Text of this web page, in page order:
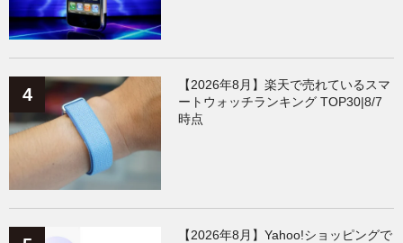
【2026年8月】楽天で売れているスマ
ートウォッチランキング TOP30|8/7
時点
【2026年8月】Yahoo!ショッピングで